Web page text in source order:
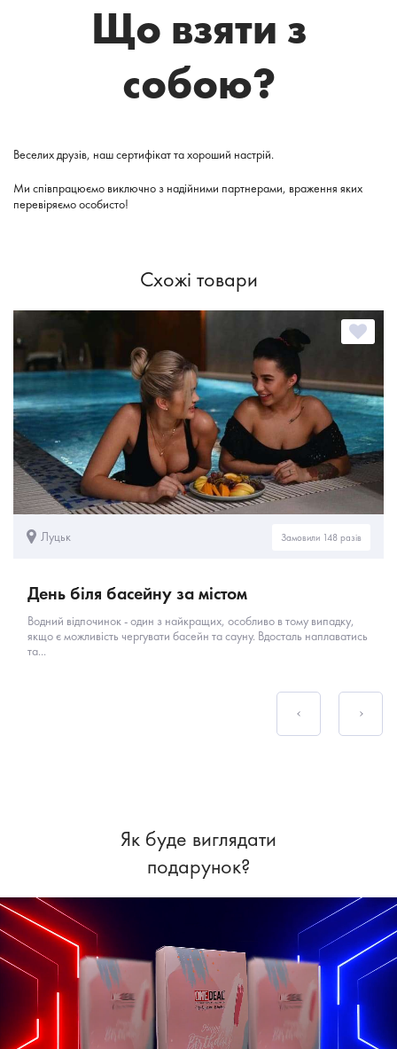
Що взяти з
собою?
Веселих друзів, наш сертифікат та хороший настрій.
Ми співпрацюємо виключно з надійними партнерами, враження яких
перевіряємо особисто!
Схожі товари
Луцьк Замовили 148 разів
День біля басейну за містом
Водний відпочинок - один з найкращих, особливо в тому випадку,
якщо є можливість чергувати басейн та сауну. Вдосталь наплаватись
та...
Як буде виглядати
подарунок?